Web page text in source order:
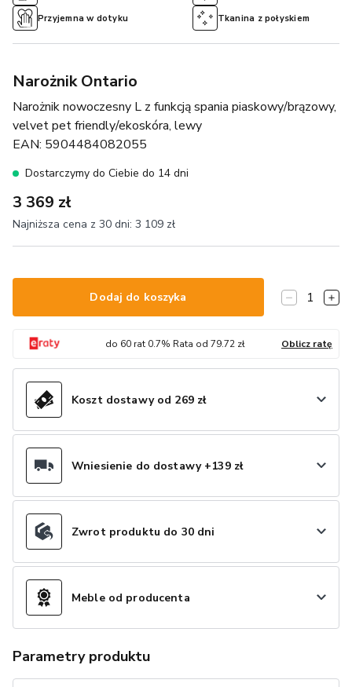
Narożnik Ontario
Narożnik nowoczesny L z funkcją spania piaskowy/brązowy,
velvet pet friendly/ekoskóra, lewy
EAN: 5904484082055
Dostarczymy do Ciebie do 14 dni
3 369 zł
Najniższa cena z 30 dni: 3 109 zł
Przyjemna w dotyku Tkanina z połyskiem
Dodaj do koszyka 1
do 60 rat 0.7% Rata od 79.72 zł Oblicz ratę
Koszt dostawy od 269 zł
Wniesienie do dostawy +139 zł
Zwrot produktu do 30 dni
Meble od producenta
Parametry produktu